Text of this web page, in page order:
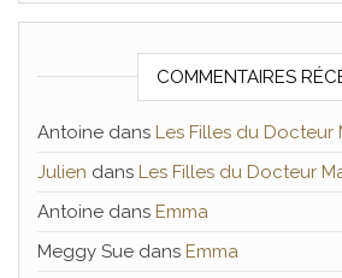
COMMENTAIRES
Antoine dans Les Filles du Docteur
Julien dans Les Filles du Docteur
Antoine dans Emma
Meggy Sue dans Emma